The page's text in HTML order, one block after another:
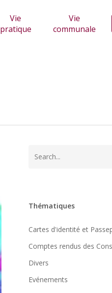
Vie
pratique
Vie
communale
Thématiques
Cartes d'identité et
Comptes rendus des
Divers
Evénements